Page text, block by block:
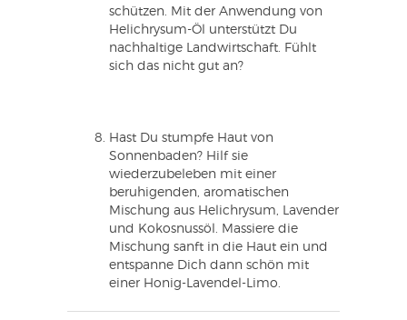
schützen. Mit der Anwendung von
Helichrysum-Öl unterstützt Du
nachhaltige Landwirtschaft. Fühlt
sich das nicht gut an?
Hast Du stumpfe Haut von
Sonnenbaden? Hilf sie
wiederzubeleben mit einer
beruhigenden, aromatischen
Mischung aus Helichrysum, Lavender
und Kokosnussöl. Massiere die
Mischung sanft in die Haut ein und
entspanne Dich dann schön mit
einer Honig-Lavendel-Limo.